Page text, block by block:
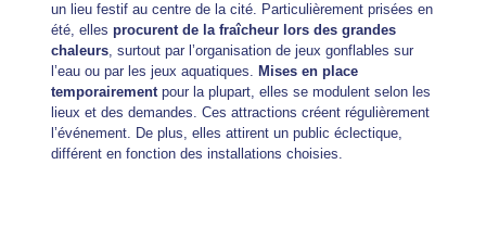
un lieu festif au centre de la cité. Particulièrement prisées en
été, elles procurent de la fraîcheur lors des grandes
chaleurs, surtout par l’organisation de jeux gonflables sur
l’eau ou par les jeux aquatiques. Mises en place
temporairementpour la plupart, elles se modulent selon les
lieux et des demandes. Ces attractions créent régulièrement
l’événement. De plus, elles attirent un public éclectique,
différent en fonction des installations choisies.